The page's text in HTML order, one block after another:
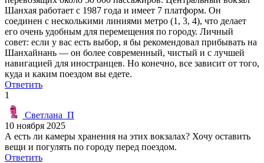
Шанхая работает с 1987 года и имеет 7 платформ. Он
соединен с несколькими линиями метро (1, 3, 4), что делает
его очень удобным для перемещения по городу. Личный
совет: если у вас есть выбор, я бы рекомендовал прибывать на
Шанхайнань — он более современный, чистый и с лучшей
навигацией для иностранцев. Но конечно, все зависит от того,
куда и каким поездом вы едете.
Ответить
1
Светлана_П
10 ноября 2025
А есть ли камеры хранения на этих вокзалах? Хочу оставить
вещи и погулять по городу перед поездом.
Ответить